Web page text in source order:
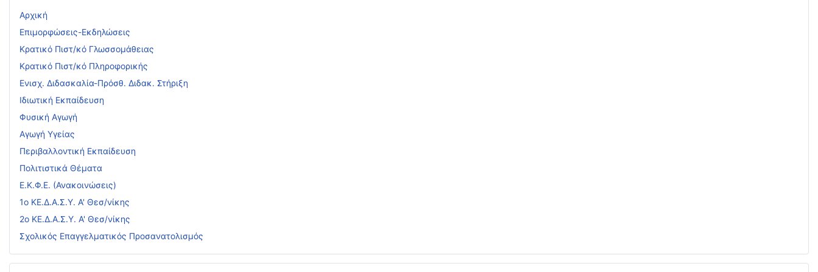
Αρχική
Επιμορφώσεις-Εκδηλώσεις
Κρατικό Πιστ/κό Γλωσσομάθειας
Κρατικό Πιστ/κό Πληροφορικής
Ενισχ. Διδασκαλία-Πρόσθ. Διδακ. Στήριξη
Ιδιωτική Εκπαίδευση
Φυσική Αγωγή
Αγωγή Υγείας
Περιβαλλοντική Εκπαίδευση
Πολιτιστικά Θέματα
Ε.Κ.Φ.Ε. (Ανακοινώσεις)
1ο ΚΕ.Δ.Α.Σ.Υ. Α' Θεσ/νίκης
2ο ΚΕ.Δ.Α.Σ.Υ. Α' Θεσ/νίκης
Σχολικός Επαγγελματικός Προσανατολισμός